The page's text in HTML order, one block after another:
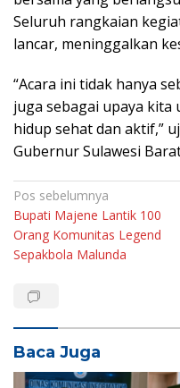
Seluruh rangkaian
lancar, meninggalkan
“Acara ini tidak hanya
juga sebagai upaya
hidup sehat dan aktif,”
Gubernur Sulawesi
Navigasi
pos
Pos sebelumnya
Bupati Majene Lantik 100
Orang Komunitas Legend
Sepakbola Malunda
Baca Juga